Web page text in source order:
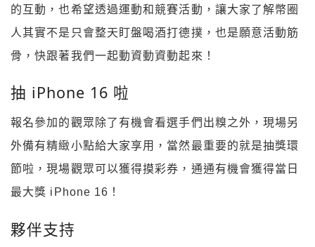
的互動，也希望透過運動和競賽活動，讓大家了解幣圈
人其實不是只會整天盯盤喝酒打德撲，也是願意活動筋
骨，快跟著我們一起動資動資動起來！
抽 iPhone 16 啦
報名參加的觀眾除了有機會看選手們出糗之外，現場另
外備有精緻小點給大家享用，當然最重要的就是抽獎環
節啦，現場觀眾可以獲得摸彩券，通通有機會獲得當日
最大獎 iPhone 16！
夥伴支持